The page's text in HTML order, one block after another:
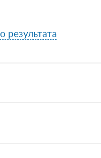
результата